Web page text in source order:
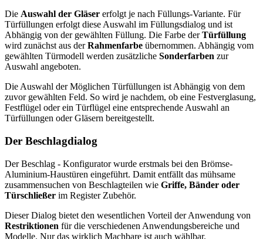
Die Auswahl der Gläser erfolgt je nach Füllungs-Variante. Für
Türfüllungen erfolgt diese Auswahl im Füllungsdialog und ist
Abhängig von der gewählten Füllung. Die Farbe derTürfüllung
wird zunächst aus derRahmenfarbe übernommen. Abhängig vom
gewählten Türmodell werden zusätzliche Sonderfarben zur
Auswahl angeboten.
Die Auswahl der Möglichen Türfüllungen ist Abhängig von dem
zuvor gewählten Feld. So wird je nachdem, ob eine Festverglasung,
Festflügel oder ein Türflügel eine entsprechende Auswahl an
Türfüllungen oder Gläsern bereitgestellt.
Der Beschlagdialog
Der Beschlag - Konfigurator wurde erstmals bei den Brömse-
Aluminium-Haustüren eingeführt. Damit entfällt das mühsame
zusammensuchen von Beschlagteilen wie Griffe, Bänder oder
Türschließer im Register Zubehör.
Dieser Dialog bietet den wesentlichen Vorteil der Anwendung von
Restriktionen für die verschiedenen Anwendungsbereiche und
Modelle. Nur das wirklich Machbare ist auch wählbar.